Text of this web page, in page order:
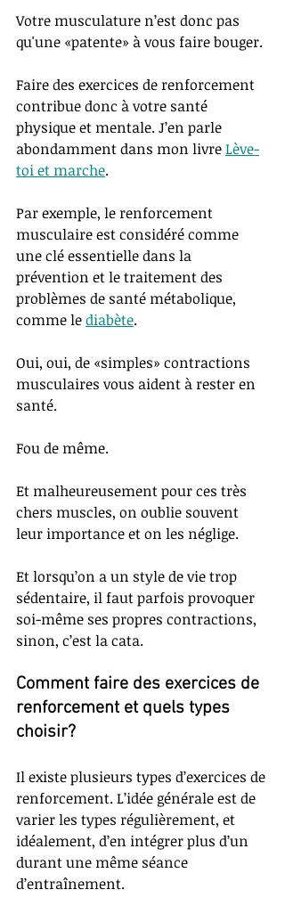
Votre musculature n’est donc pas
qu'une «patente» à vous faire bouger.
Faire des exercices de renforcement
contribue donc à votre santé
physique et mentale. J’en parle
abondamment dans mon livre Lève-
toi et marche.
Par exemple, le renforcement
musculaire est considéré comme
une clé essentielle dans la
prévention et le traitement des
problèmes de santé métabolique,
comme le diabète.
Oui, oui, de «simples» contractions
musculaires vous aident à rester en
santé.
Fou de même.
Et malheureusement pour ces très
chers muscles, on oublie souvent
leur importance et on les néglige.
Et lorsqu’on a un style de vie trop
sédentaire, il faut parfois provoquer
soi-même ses propres contractions,
sinon, c’est la cata.
Comment faire des exercices de
renforcement et quels types
choisir?
Il existe plusieurs types d’exercices de
renforcement. L’idée générale est de
varier les types régulièrement, et
idéalement, d’en intégrer plus d’un
durant une même séance
d’entraînement.